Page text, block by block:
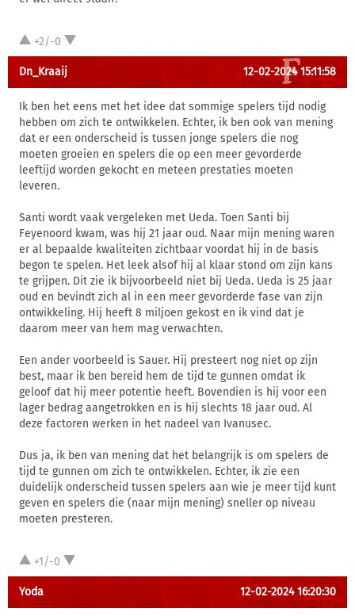
+2/-0
Dn_Kraaij 12-02-2024 15:11:58
Ik ben het eens met het idee dat sommige spelers tijd nodig
hebben om zich te ontwikkelen. Echter, ik ben ook van mening
dat er een onderscheid is tussen jonge spelers die nog
moeten groeien en spelers die op een meer gevorderde
leeftijd worden gekocht en meteen prestaties moeten
leveren.
Santi wordt vaak vergeleken met Ueda. Toen Santi bij
Feyenoord kwam, was hij 21 jaar oud. Naar mijn mening waren
er al bepaalde kwaliteiten zichtbaar voordat hij in de basis
begon te spelen. Het leek alsof hij al klaar stond om zijn kans
te grijpen. Dit zie ik bijvoorbeeld niet bij Ueda. Ueda is 25 jaar
oud en bevindt zich al in een meer gevorderde fase van zijn
ontwikkeling. Hij heeft 8 miljoen gekost en ik vind dat je
daarom meer van hem mag verwachten.
Een ander voorbeeld is Sauer. Hij presteert nog niet op zijn
best, maar ik ben bereid hem de tijd te gunnen omdat ik
geloof dat hij meer potentie heeft. Bovendien is hij voor een
lager bedrag aangetrokken en is hij slechts 18 jaar oud. Al
deze factoren werken in het nadeel van Ivanusec.
Dus ja, ik ben van mening dat het belangrijk is om spelers de
tijd te gunnen om zich te ontwikkelen. Echter, ik zie een
duidelijk onderscheid tussen spelers aan wie je meer tijd kunt
geven en spelers die (naar mijn mening) sneller op niveau
moeten presteren.
+1/-0
Yoda 12-02-2024 16:20:30